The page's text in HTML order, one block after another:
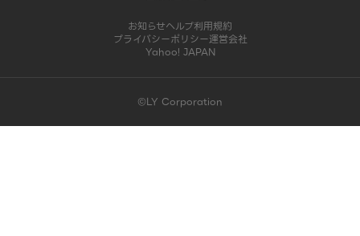
お知らせヘルプ利用規約
プライバシーポリシー運営会社
Yahoo! JAPAN
©LY Corporation
このコンテンツは掲載が終了しました | LINE占い